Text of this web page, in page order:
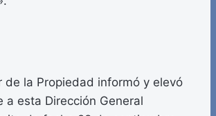
de la Propiedad informó y elevó
a esta Dirección General